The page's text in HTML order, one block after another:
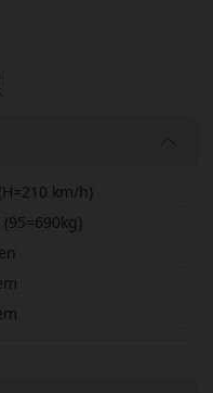
km/h)
(95=690kg)